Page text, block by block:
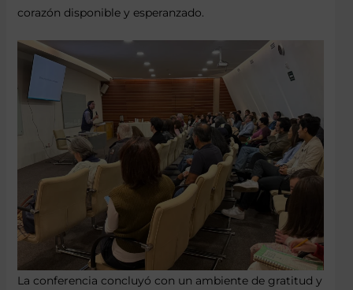
corazón disponible y esperanzado.
La conferencia concluyó con un ambiente de gratitud y